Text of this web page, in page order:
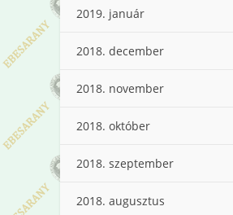
2019. január
2018. december
2018. november
2018. október
2018. szeptember
2018. augusztus